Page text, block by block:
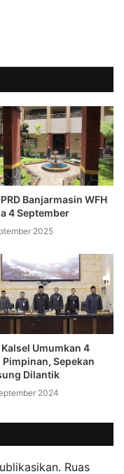
Banjarmasin WFH
4 September
2025
Kalsel Umumkan 4
Pimpinan, Sepekan
Dilantik
2024
Ruas